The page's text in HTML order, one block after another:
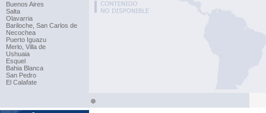
Buenos Aires
Salta
Olavarria
Bariloche, San Carlos de
Necochea
Puerto Iguazu
Merlo, Villa de
Ushuaia
Esquel
Bahia Blanca
San Pedro
El Calafate